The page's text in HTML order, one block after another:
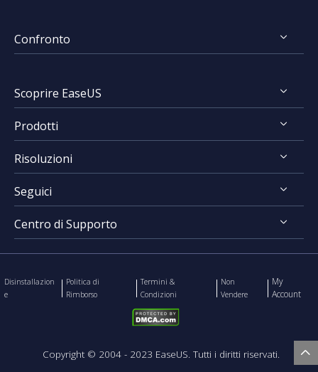
Confronto
FocalFlow vs Screen Studio
Scoprire EaseUS
Chi Siamo
Recensioni & Premi
Contratto di Licenza
Prodotti
RecExperts for Windows
RecExperts for Mac
Online Screen Recorder
Risoluzioni
Registrare Schermo
Mac App Store
Seguici
   
Centro di Supporto
Disinstallazion
e
Politica di
Rimborso
Termini &
Condizioni
Non
Vendere
My
Account
Copyright © 2004 - 2023 EaseUS. Tutti i diritti riservati. 